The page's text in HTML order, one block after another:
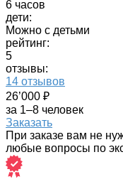
6 часов
дети:
Можно с детьми
рейтинг:
5
отзывы:
14 отзывов
26’000 ₽
за 1–8 человек
Заказать
При заказе вам не
любые вопросы по